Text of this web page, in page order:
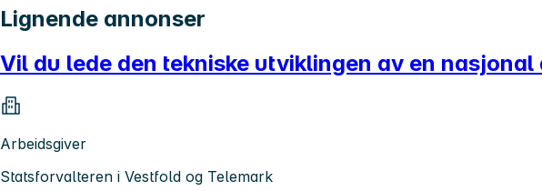
Lignende annonser
Vil du lede den tekniske utviklingen av en
Arbeidsgiver
Statsforvalteren i Vestfold og Telemark